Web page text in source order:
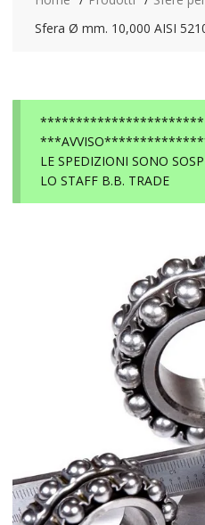
Sfera Ø mm. 10,000 AISI
***********************
LE SPEDIZIONI SONO
LO STAFF B.B. TRADE